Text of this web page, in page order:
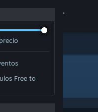
Free to